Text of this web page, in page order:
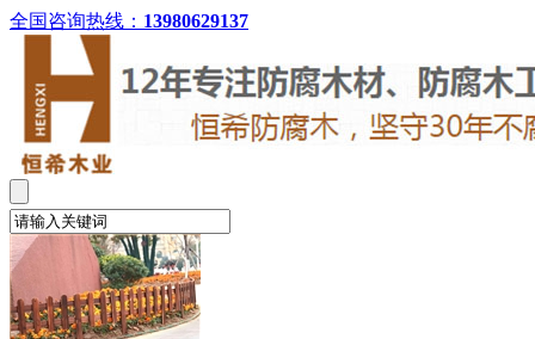
全国咨询热线： 13980629137